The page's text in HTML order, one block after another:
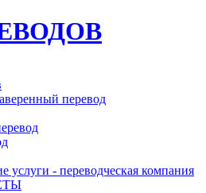
перевод
услуги - переводческая компания